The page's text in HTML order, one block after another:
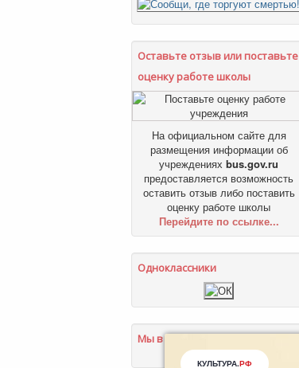
Оставьте отзыв или поставьте
оценку работе школы
На официальном сайте для
размещения информации об
учреждениях bus.gov.ru
предоставляется возможность
оставить отзыв либо поставить
оценку работе школы
Перейдите по ссылке...
Одноклассники
Мы в соцсетях